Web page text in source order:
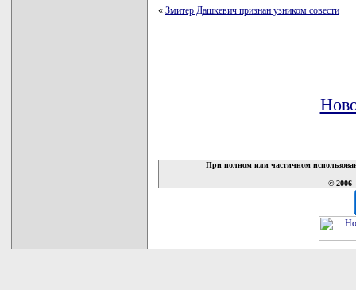
« Змитер Дашкевич признан узником совести
При полном или частичном
© 2006